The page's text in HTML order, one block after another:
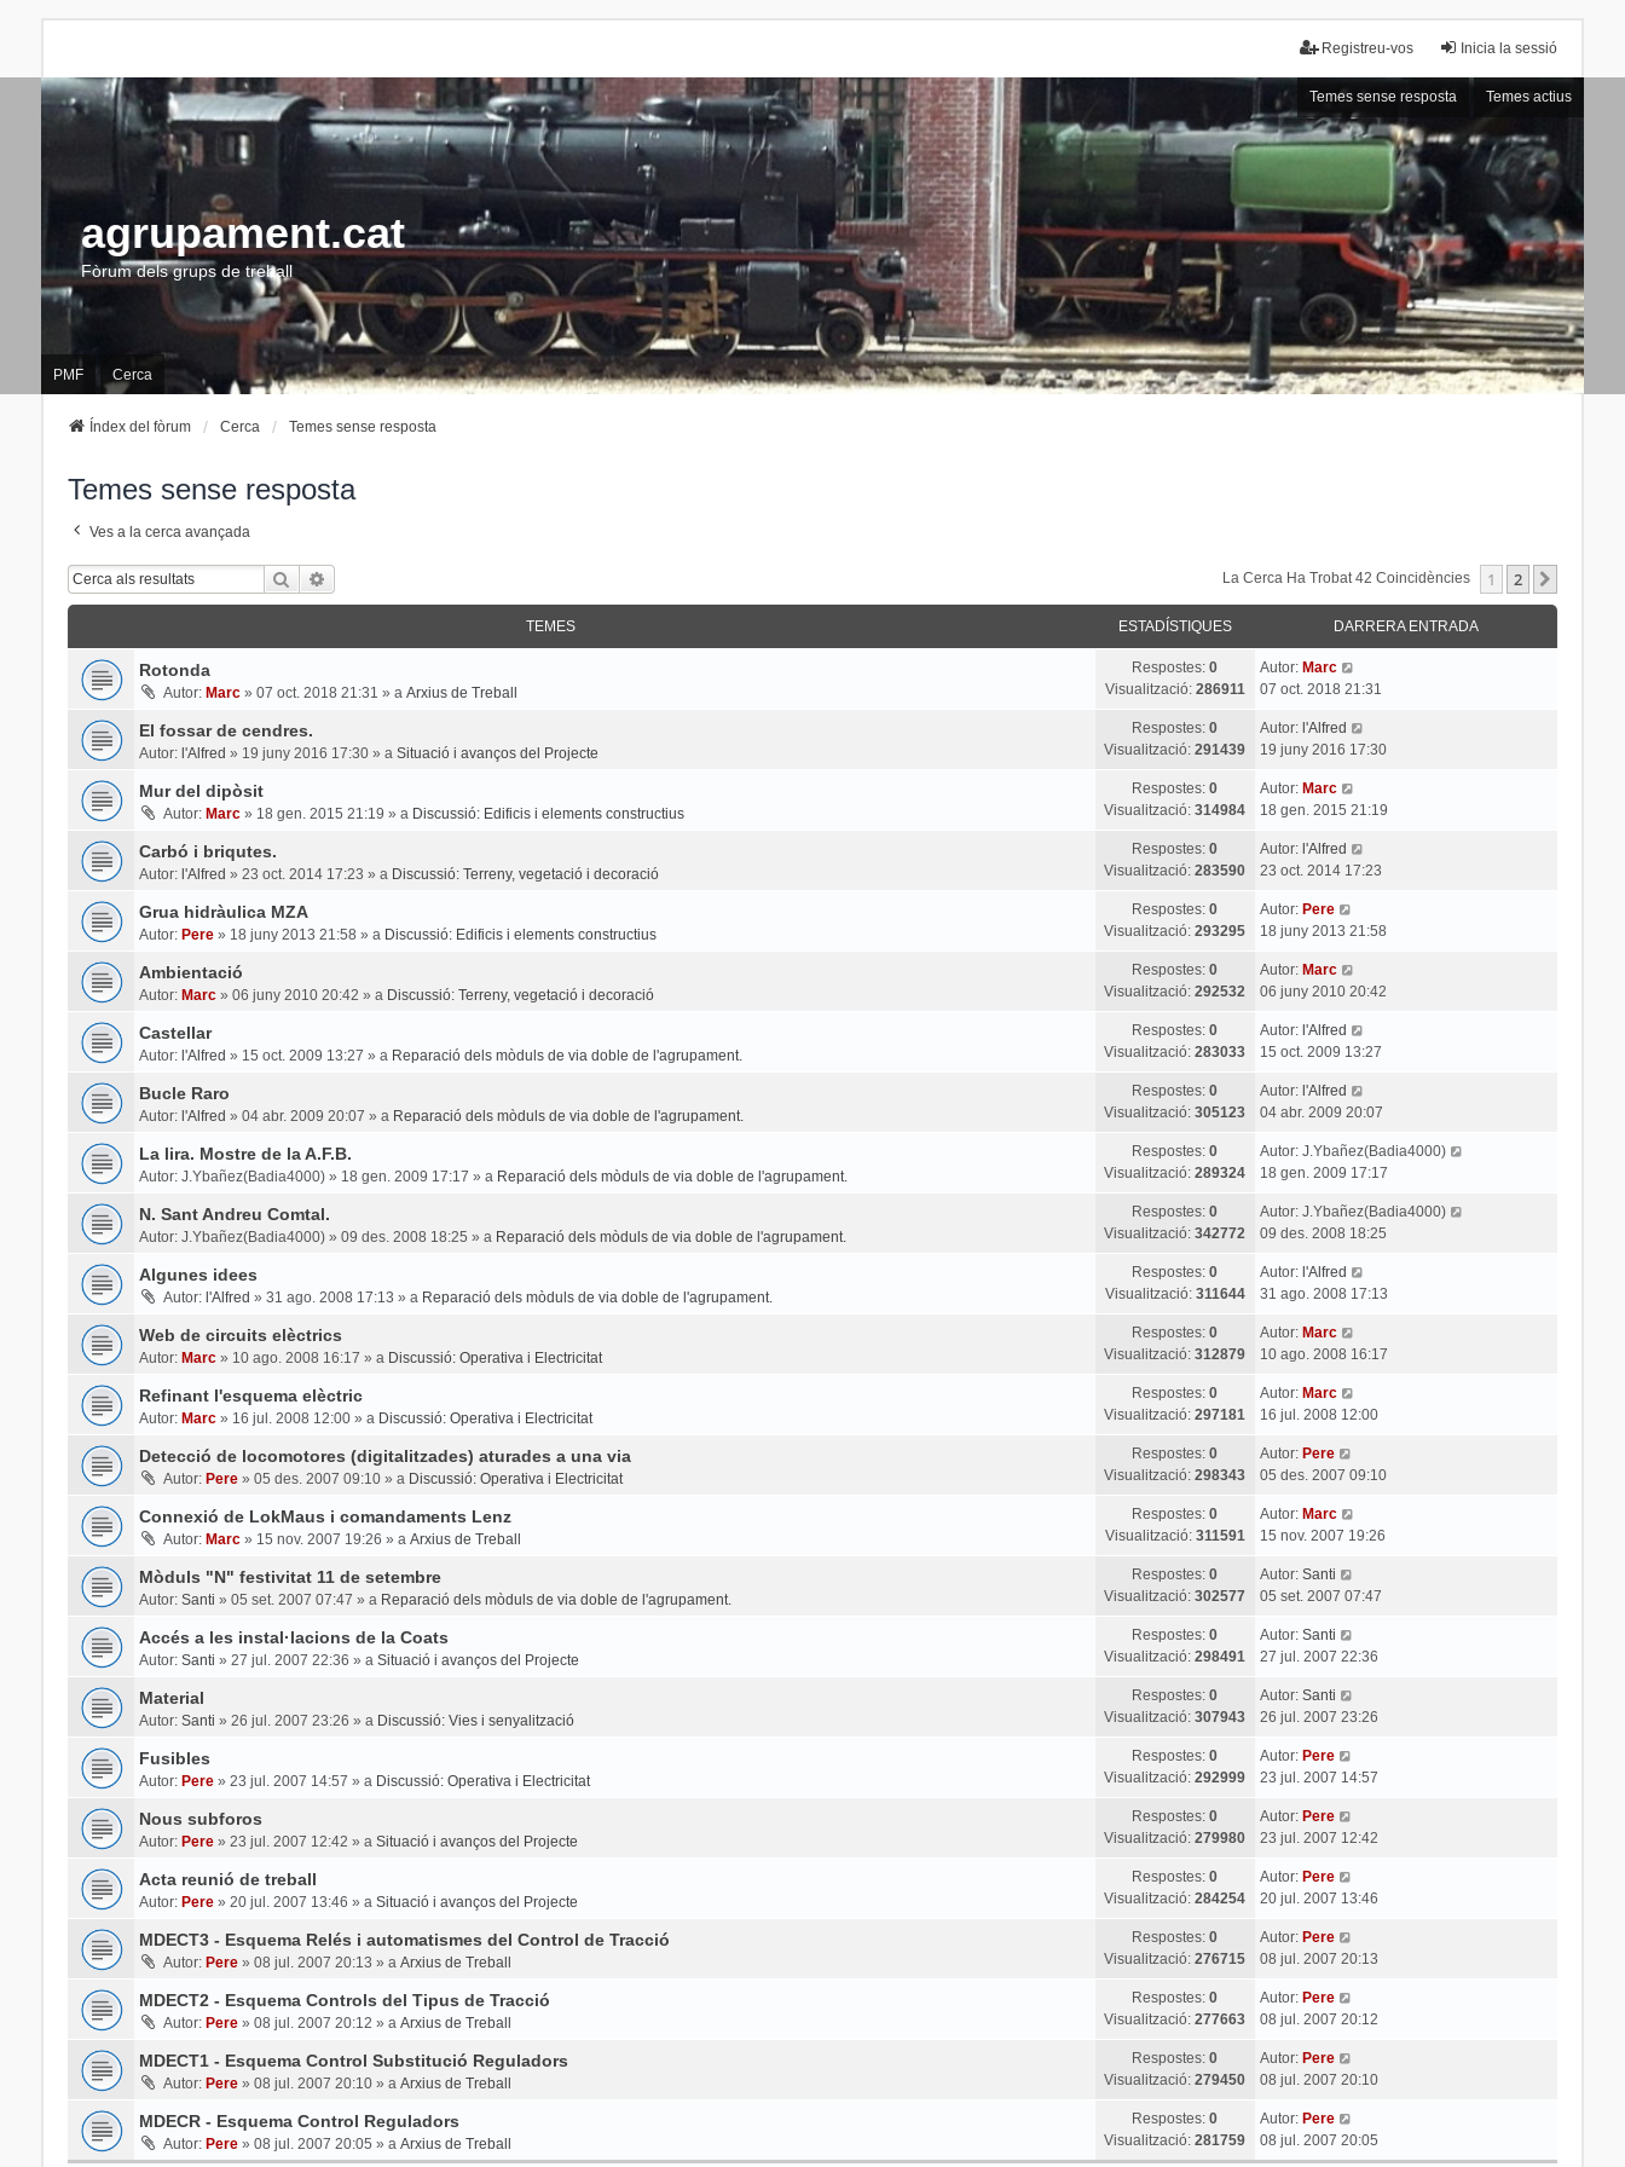
Inicia la sessió
Registreu-vos
Temes sense resposta Temes actius
agrupament.cat
Fòrum dels grups de treball
PMF Cerca
Índex del fòrum Cerca Temes sense resposta
Temes sense resposta
Ves a la cerca avançada
Cerca La Cerca Ha Trobat 42 Coincidències 1 2
TEMES ESTADÍSTIQUES DARRERA ENTRADA
Rotonda
Autor: Marc» 07 oct. 2018 21:31 » a Arxius de Treball
Respostes:0
Visualització: 286911
Autor: Marc
07 oct. 2018 21:31
El fossar de cendres.
Autor: l'Alfred » 19 juny 2016 17:30» a Situació i avanços del Projecte
Respostes:0
Visualització:291439
Autor: l'Alfred
19 juny 2016 17:30
Mur del dipòsit
Autor: Marc» 18 gen. 2015 21:19 » a Discussió: Edificis i elements constructius
Respostes:0
Visualització:314984
Autor: Marc
18 gen. 2015 21:19
Carbó i briqutes.
Autor: l'Alfred » 23 oct. 2014 17:23 » a Discussió: Terreny, vegetació i decoració
Respostes:0
Visualització:283590
Autor: l'Alfred
23 oct. 2014 17:23
Grua hidràulica MZA
Autor: Pere» 18 juny 2013 21:58 » a Discussió: Edificis i elements constructius
Respostes:0
Visualització:293295
Autor: Pere
18 juny 2013 21:58
Ambientació
Autor: Marc» 06 juny 2010 20:42 » a Discussió: Terreny, vegetació i decoració
Respostes:0
Visualització:292532
Autor: Marc
06 juny 2010 20:42
Castellar
Autor: l'Alfred » 15 oct. 2009 13:27 » a Reparació dels mòduls de via doble de l'agrupament.
Respostes:0
Visualització:283033
Autor: l'Alfred
15 oct. 2009 13:27
Bucle Raro
Autor: l'Alfred » 04 abr. 2009 20:07 » a Reparació dels mòduls de via doble de l'agrupament.
Respostes:0
Visualització:305123
Autor: l'Alfred
04 abr. 2009 20:07
La lira. Mostre de la A.F.B.
Autor: J.Ybañez(Badia4000)» 18 gen. 2009 17:17 » a Reparació dels mòduls de via doble de l'agrupament.
Respostes:0
Visualització:289324
Autor: J.Ybañez(Badia4000)
18 gen. 2009 17:17
N. Sant Andreu Comtal.
Autor: J.Ybañez(Badia4000)» 09 des. 2008 18:25 » a Reparació dels mòduls de via doble de l'agrupament.
Respostes:0
Visualització:342772
Autor: J.Ybañez(Badia4000)
09 des. 2008 18:25
Algunes idees
Autor: l'Alfred » 31 ago. 2008 17:13 » a Reparació dels mòduls de via doble de l'agrupament.
Respostes:0
Visualització: 311644
Autor: l'Alfred
31 ago. 2008 17:13
Web de circuits elèctrics
Autor: Marc» 10 ago. 2008 16:17 » a Discussió: Operativa i Electricitat
Respostes:0
Visualització:312879
Autor: Marc
10 ago. 2008 16:17
Refinant l'esquema elèctric
Autor: Marc» 16 jul. 2008 12:00» a Discussió: Operativa i Electricitat
Respostes:0
Visualització:297181
Autor: Marc
16 jul. 2008 12:00
Detecció de locomotores (digitalitzades) aturades a una via
Autor: Pere» 05 des. 2007 09:10» a Discussió: Operativa i Electricitat
Respostes:0
Visualització:298343
Autor: Pere
05 des. 2007 09:10
Connexió de LokMaus i comandaments Lenz
Autor: Marc» 15 nov. 2007 19:26 » a Arxius de Treball
Respostes:0
Visualització: 311591
Autor: Marc
15 nov. 2007 19:26
Mòduls "N" festivitat 11 de setembre
Autor: Santi » 05 set. 2007 07:47 » a Reparació dels mòduls de via doble de l'agrupament.
Respostes:0
Visualització:302577
Autor: Santi
05 set. 2007 07:47
Accés a les instal·lacions de la Coats
Autor: Santi » 27 jul. 2007 22:36 » a Situació i avanços del Projecte
Respostes:0
Visualització:298491
Autor: Santi
27 jul. 2007 22:36
Material
Autor: Santi » 26 jul. 2007 23:26 » a Discussió: Vies i senyalització
Respostes:0
Visualització:307943
Autor: Santi
26 jul. 2007 23:26
Fusibles
Autor: Pere» 23 jul. 2007 14:57 » a Discussió: Operativa i Electricitat
Respostes:0
Visualització:292999
Autor: Pere
23 jul. 2007 14:57
Nous subforos
Autor: Pere» 23 jul. 2007 12:42 » a Situació i avanços del Projecte
Respostes:0
Visualització:279980
Autor: Pere
23 jul. 2007 12:42
Acta reunió de treball
Autor: Pere» 20 jul. 2007 13:46 » a Situació i avanços del Projecte
Respostes:0
Visualització:284254
Autor: Pere
20 jul. 2007 13:46
MDECT3 - Esquema Relés i automatismes del Control de Tracció
Autor: Pere» 08 jul. 2007 20:13 » a Arxius de Treball
Respostes:0
Visualització:276715
Autor: Pere
08 jul. 2007 20:13
MDECT2 - Esquema Controls del Tipus de Tracció
Autor: Pere» 08 jul. 2007 20:12 » a Arxius de Treball
Respostes:0
Visualització:277663
Autor: Pere
08 jul. 2007 20:12
MDECT1 - Esquema Control Substitució Reguladors
Autor: Pere» 08 jul. 2007 20:10» a Arxius de Treball
Respostes:0
Visualització:279450
Autor: Pere
08 jul. 2007 20:10
MDECR - Esquema Control Reguladors
Autor: Pere» 08 jul. 2007 20:05 » a Arxius de Treball
Respostes:0
Visualització:281759
Autor: Pere
08 jul. 2007 20:05